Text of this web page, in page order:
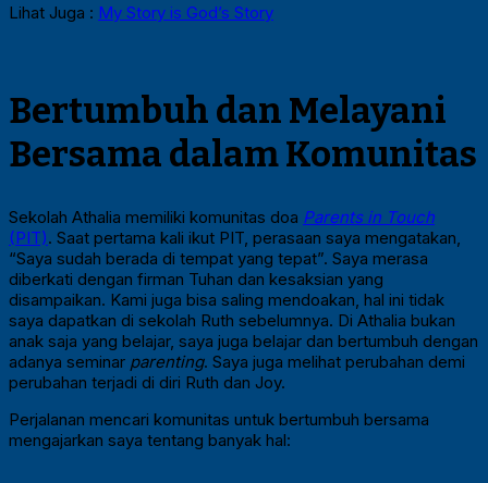
Lihat Juga : My Story is God’s Story
Bertumbuh dan Melayani
Bersama dalam Komunitas
Sekolah Athalia memiliki komunitas doa Parents in Touch
(PIT). Saat pertama kali ikut PIT, perasaan saya mengatakan,
“Saya sudah berada di tempat yang tepat”. Saya merasa
diberkati dengan firman Tuhan dan kesaksian yang
disampaikan. Kami juga bisa saling mendoakan, hal ini tidak
saya dapatkan di sekolah Ruth sebelumnya. Di Athalia bukan
anak saja yang belajar, saya juga belajar dan bertumbuh dengan
adanya seminar parenting. Saya juga melihat perubahan demi
perubahan terjadi di diri Ruth dan Joy.
Perjalanan mencari komunitas untuk bertumbuh bersama
mengajarkan saya tentang banyak hal: